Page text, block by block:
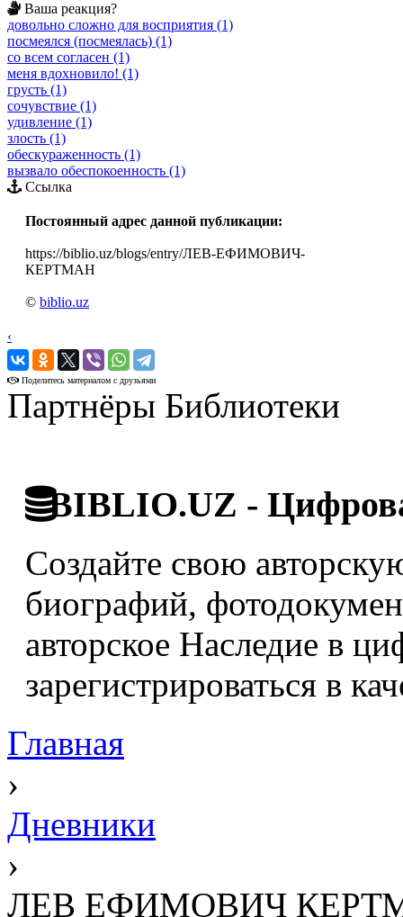
Ваша реакция?
довольно сложно для восприятия (1)
посмеялся (посмеялась) (1)
со всем согласен (1)
меня вдохновило! (1)
грусть (1)
сочувствие (1)
удивление (1)
злость (1)
обескураженность (1)
вызвало обеспокоенность (1)
Ссылка
Постоянный адрес данной публикации:
https://biblio.uz/blogs/entry/ЛЕВ-ЕФИМОВИЧ-
КЕРТМАН
© biblio.uz
‹
›
Поделитесь материалом с друзьями
Партнёры Библиотеки
BIBLIO.UZ -
Создайте свою
биографий,
авторское Наследие в
зарегистрироваться в
Главная
›
Дневники
›
ЛЕВ ЕФИМОВИЧ